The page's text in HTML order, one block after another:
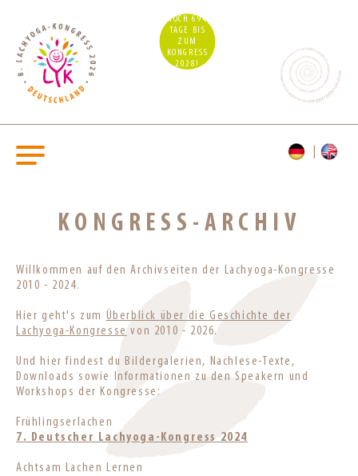
NOCH 694
TAGE BIS
ZUM
KONGRESS
2028!
KONGRESS-ARCHIV
Willkommen auf den Archivseiten der Lachyoga-Kongresse
2010 - 2024.
Hier geht's zum Überblick über die Geschichte der
Lachyoga-Kongresse von 2010 - 2026.
Und hier findest du Bildergalerien, Nachlese-Texte,
Downloads sowie Informationen zu den Speakern und
Workshops der Kongresse:
Frühlingserlachen
7. Deutscher Lachyoga-Kongress 2024
Achtsam Lachen Lernen